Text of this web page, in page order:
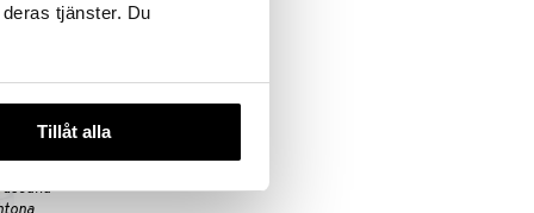
tjänster. Du
Tillåt alla